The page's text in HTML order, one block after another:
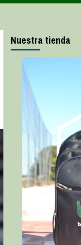
Nuestra tienda